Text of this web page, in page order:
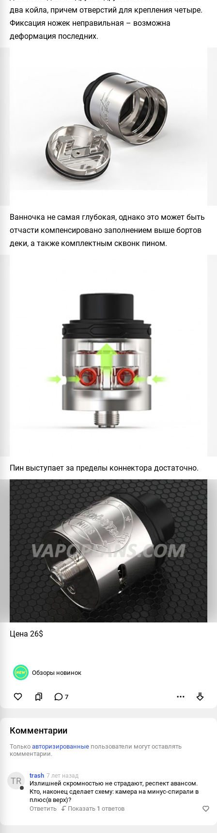
два койла, причем отверстий для крепления четыре.
Фиксация ножек неправильная – возможна
деформация последних.
Ванночка не самая глубокая, однако это может быть
отчасти компенсировано заполнением выше бортов
деки, а также комплектным сквонк пином.
Пин выступает за пределы коннектора достаточно.
Цена 26$
Обзоры новинок
7
Комментарии
Только авторизированные пользователи могут оставлять
комментарии.
TR trash 7 лет назад
Излишней скромностью не страдают, респект авансом.
Кто, наконец сделает схему: камера на минус-спирали в
плюс(в верх)?
Ответить
Показать 1 ответов
Ответить